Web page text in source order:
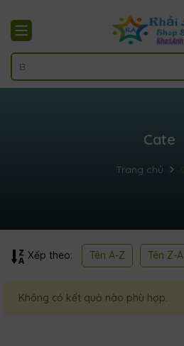
Cate
Trang chủ
Xếp theo: Tên A-Z Tên Z-A
Không có kết quả nào phù hợp.